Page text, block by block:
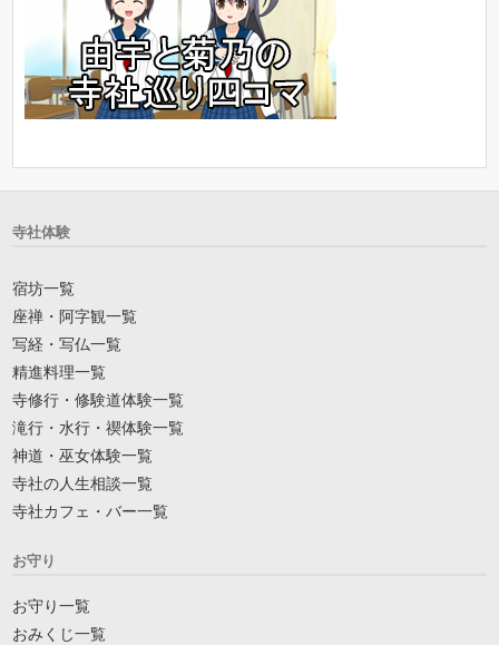
寺社体験
宿坊一覧
座禅・阿字観一覧
写経・写仏一覧
精進料理一覧
寺修行・修験道体験一覧
滝行・水行・禊体験一覧
神道・巫女体験一覧
寺社の人生相談一覧
寺社カフェ・バー一覧
お守り
お守り一覧
おみくじ一覧